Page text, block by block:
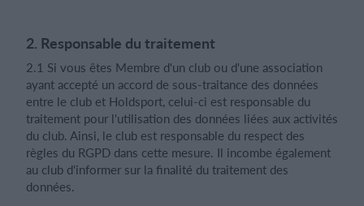
2. Responsable du traitement
2.1 Si vous êtes Membre d'un club ou d'une association
ayant accepté un accord de sous-traitance des données
entre le club et Holdsport, celui-ci est responsable du
traitement pour l'utilisation des données liées aux activités
du club. Ainsi, le club est responsable du respect des
règles du RGPD dans cette mesure. Il incombe également
au club d'informer sur la finalité du traitement des
données.